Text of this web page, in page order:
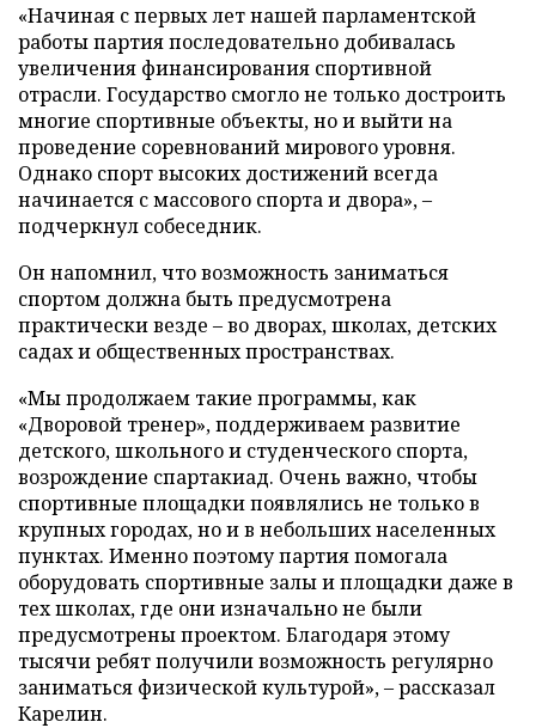
«Начиная с первых лет нашей парламентской
работы партия последовательно добивалась
увеличения финансирования спортивной
отрасли. Государство смогло не только достроить
многие спортивные объекты, но и выйти на
проведение соревнований мирового уровня.
Однако спорт высоких достижений всегда
начинается с массового спорта и двора», –
подчеркнул собеседник.
Он напомнил, что возможность заниматься
спортом должна быть предусмотрена
практически везде – во дворах, школах, детских
садах и общественных пространствах.
«Мы продолжаем такие программы, как
«Дворовой тренер», поддерживаем развитие
детского, школьного и студенческого спорта,
возрождение спартакиад. Очень важно, чтобы
спортивные площадки появлялись не только в
крупных городах, но и в небольших населенных
пунктах. Именно поэтому партия помогала
оборудовать спортивные залы и площадки даже в
тех школах, где они изначально не были
предусмотрены проектом. Благодаря этому
тысячи ребят получили возможность регулярно
заниматься физической культурой», – рассказал
Карелин.